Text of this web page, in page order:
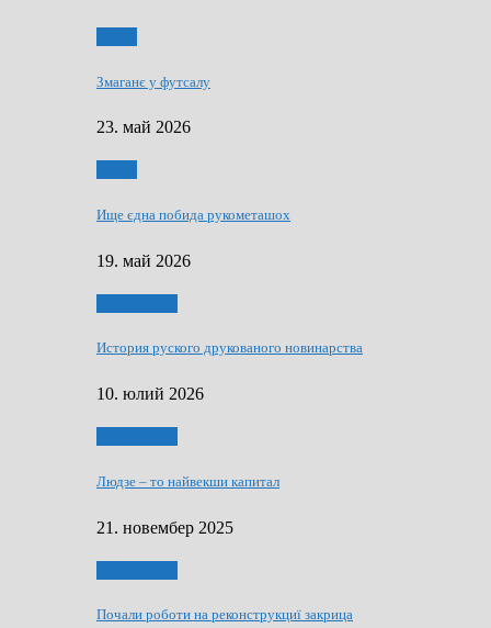
Змаганє у футсалу
23. май 2026
Ище єдна побида рукометашох
19. май 2026
История руского друкованого новинарства
10. юлий 2026
Людзе – то найвекши капитал
21. новембер 2025
Почали роботи на реконструкциї закрица